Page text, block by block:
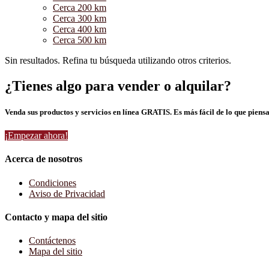
Cerca 200 km
Cerca 300 km
Cerca 400 km
Cerca 500 km
Sin resultados. Refina tu búsqueda utilizando otros criterios.
¿Tienes algo para vender o alquilar?
Venda sus productos y servicios en línea GRATIS. Es más fácil de lo que
¡Empezar ahora!
Acerca de nosotros
Condiciones
Aviso de Privacidad
Contacto y mapa del sitio
Contáctenos
Mapa del sitio